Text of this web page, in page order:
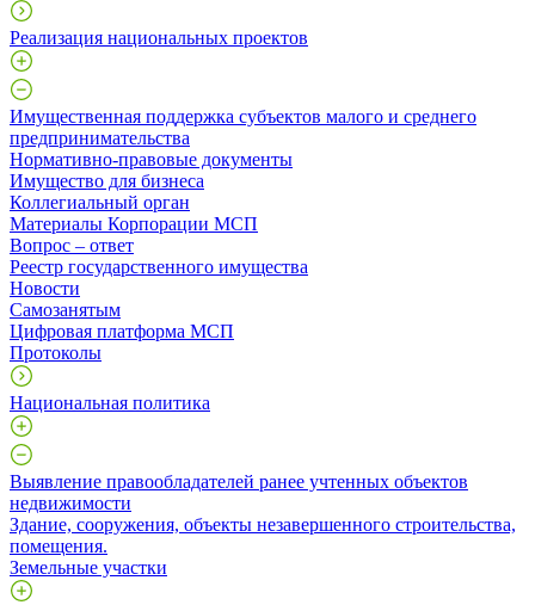
Реализация национальных проектов
Имущественная поддержка субъектов малого и среднего
предпринимательства
Нормативно-правовые документы
Имущество для бизнеса
Коллегиальный орган
Материалы Корпорации МСП
Вопрос – ответ
Реестр государственного имущества
Новости
Самозанятым
Цифровая платформа МСП
Протоколы
Национальная политика
Выявление правообладателей ранее учтенных объектов
недвижимости
​Здание, сооружения, объекты незавершенного строительства,
помещения.
Земельные участки